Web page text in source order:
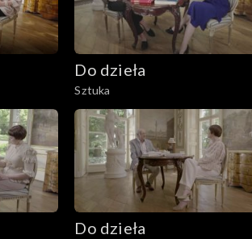
Do dzieła
Sztuka
Do dzieła